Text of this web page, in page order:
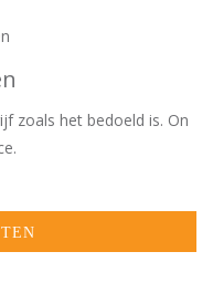
zoals het bedoeld is. On